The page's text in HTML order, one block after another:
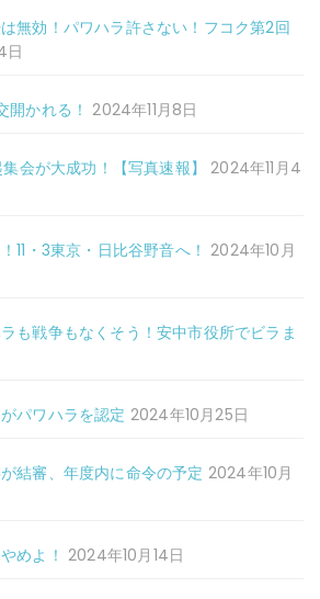
無効！パワハラ許さない！フコク第2回
日
開かれる！ 2024年11月8日
会が大成功！【写真速報】
2024年11月4
11・3東京・日比谷野音へ！ 2024年10月
も戦争もなくそう！安中市役所でビラま
パワハラを認定 2024年10月25日
結審、年度内に命令の予定 2024年10月
めよ！ 2024年10月14日